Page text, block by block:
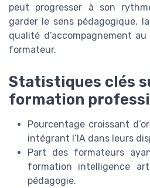
peut progresser à son
garder le sens pédagogique,
qualité d’accompagnement
formateur.
Statistiques clés
formation
Pourcentage croissant
intégrant l’IA dans leurs
Part des formateurs
formation intelligence
pédagogie.